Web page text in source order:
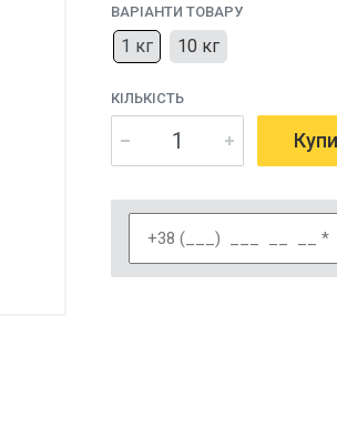
ВАРІАНТИ ТОВАРУ
1 кг 10 кг
КІЛЬКІСТЬ